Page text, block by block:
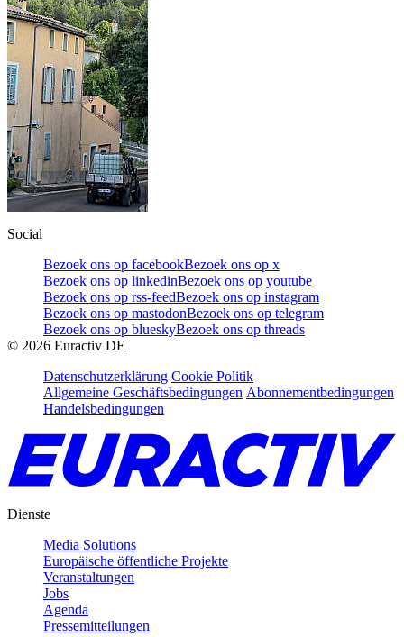
Social
Bezoek ons op facebookBezoek ons op x
Bezoek ons op linkedinBezoek ons op youtube
Bezoek ons op rss-feedBezoek ons op instagram
Bezoek ons op mastodonBezoek ons op telegram
Bezoek ons op blueskyBezoek ons op threads
© 2026 Euractiv DE
Datenschutzerklärung Cookie Politik
Allgemeine Geschäftsbedingungen Abonnementbedingungen
Handelsbedingungen
Dienste
Media Solutions
Europäische öffentliche Projekte
Veranstaltungen
Jobs
Agenda
Pressemitteilungen